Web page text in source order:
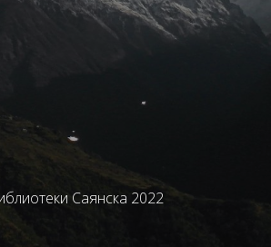
Саянска 2022